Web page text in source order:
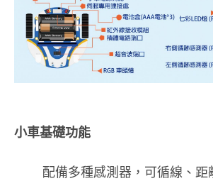
小車基礎功能
配備多種感測器，可循線、距